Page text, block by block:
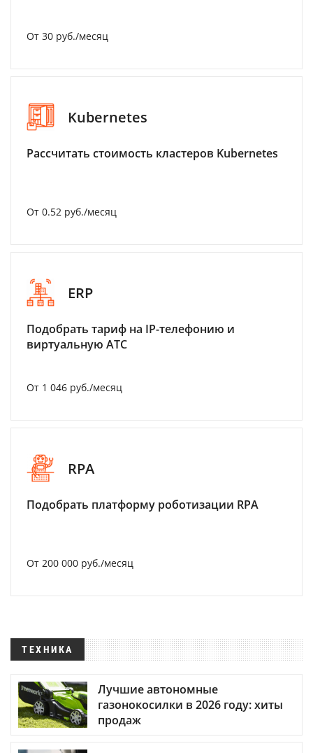
От 30 руб./месяц
Kubernetes
Рассчитать стоимость кластеров Kubernetes
От 0.52 руб./месяц
ERP
Подобрать тариф на IP-телефонию и
виртуальную АТС
От 1 046 руб./месяц
RPA
Подобрать платформу роботизации RPA
От 200 000 руб./месяц
ТЕХНИКА
Лучшие автономные
газонокосилки в 2026 году: хиты
продаж